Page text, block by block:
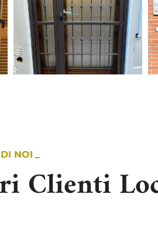
NOI
Clienti